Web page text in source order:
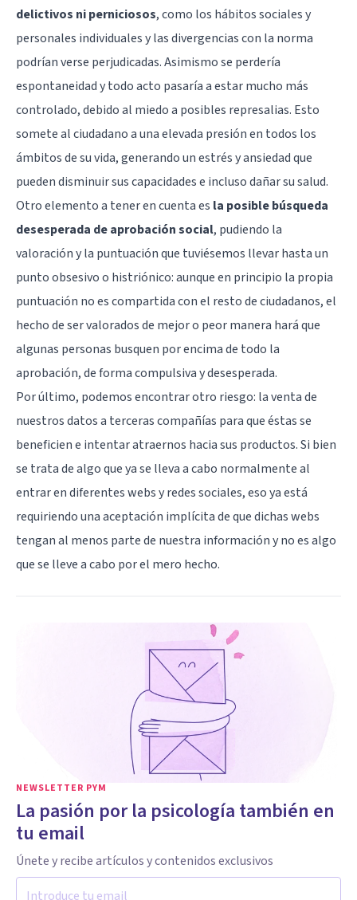
delictivos ni perniciosos, como los hábitos sociales y
personales individuales y las divergencias con la norma
podrían verse perjudicadas. Asimismo se perdería
espontaneidad y todo acto pasaría a estar mucho más
controlado, debido al miedo a posibles represalias. Esto
somete al ciudadano a una elevada presión en todos los
ámbitos de su vida, generando un estrés y ansiedad que
pueden disminuir sus capacidades e incluso dañar su salud.
Otro elemento a tener en cuenta es la posible búsqueda
desesperada de aprobación social, pudiendo la
valoración y la puntuación que tuviésemos llevar hasta un
punto obsesivo o histriónico: aunque en principio la propia
puntuación no es compartida con el resto de ciudadanos, el
hecho de ser valorados de mejor o peor manera hará que
algunas personas busquen por encima de todo la
aprobación, de forma compulsiva y desesperada.
Por último, podemos encontrar otro riesgo: la venta de
nuestros datos a terceras compañías para que éstas se
beneficien e intentar atraernos hacia sus productos. Si bien
se trata de algo que ya se lleva a cabo normalmente al
entrar en diferentes webs y redes sociales, eso ya está
requiriendo una aceptación implícita de que dichas webs
tengan al menos parte de nuestra información y no es algo
que se lleve a cabo por el mero hecho.
NEWSLETTER PYM
La pasión por la psicología también en
tu email
Únete y recibe artículos y contenidos exclusivos